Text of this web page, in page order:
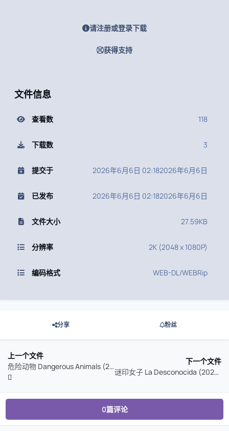
请注册或登录下载
获得支持
文件信息
查看数 118
下载数 3
提交于 2026年6月6日 02:182026年6月6日
已发布 2026年6月6日 02:182026年6月6日
文件大小 27.59KB
分辨率 2K (2048 x 1080P)
编码格式 WEB-DL/WEBRip
分享 粉丝
上一个文件
危险动物 Dangerous Animals (2025)
下一个文件
谜印女子 La Desconocida (2026)
0篇评论